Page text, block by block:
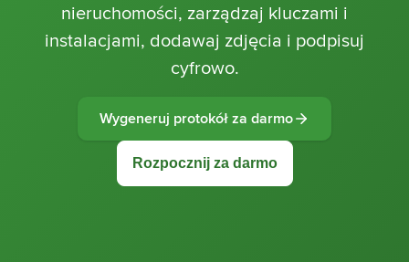
nieruchomości, zarządzaj kluczami i
instalacjami, dodawaj zdjęcia i podpisuj
cyfrowo.
Wygeneruj protokół za darmo
Rozpocznij za darmo